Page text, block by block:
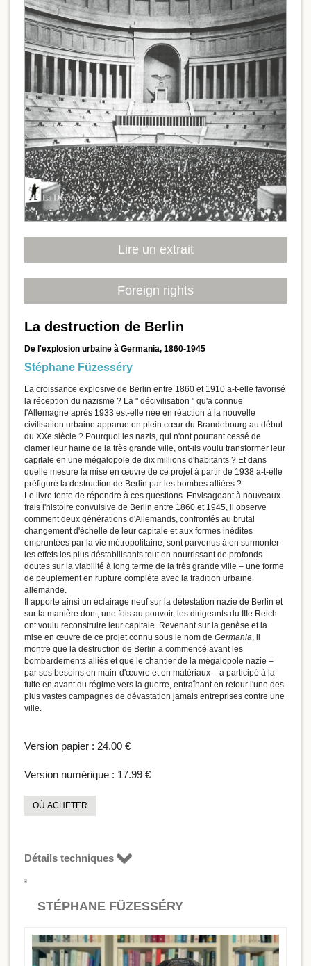
Lire un extrait
Foreign rights
La destruction de Berlin
De l'explosion urbaine à Germania, 1860-1945
Stéphane Füzesséry
La croissance explosive de Berlin entre 1860 et 1910 a-t-elle favorisé
la réception du nazisme ? La " décivilisation " qu'a connue
l'Allemagne après 1933 est-elle née en réaction à la nouvelle
civilisation urbaine apparue en plein cœur du Brandebourg au début
du XXe siècle ? Pourquoi les nazis, qui n'ont pourtant cessé de
clamer leur haine de la très grande ville, ont-ils voulu transformer leur
capitale en une mégalopole de dix millions d'habitants ? Et dans
quelle mesure la mise en œuvre de ce projet à partir de 1938 a-t-elle
préfiguré la destruction de Berlin par les bombes alliées ?
Le livre tente de répondre à ces questions. Envisageant à nouveaux
frais l'histoire convulsive de Berlin entre 1860 et 1945, il observe
comment deux générations d'Allemands, confrontés au brutal
changement d'échelle de leur capitale et aux formes inédites
empruntées par la vie métropolitaine, sont parvenus à en surmonter
les effets les plus déstabilisants tout en nourrissant de profonds
doutes sur la viabilité à long terme de la très grande ville – une forme
de peuplement en rupture complète avec la tradition urbaine
allemande.
Il apporte ainsi un éclairage neuf sur la détestation nazie de Berlin et
sur la manière dont, une fois au pouvoir, les dirigeants du IIIe Reich
ont voulu reconstruire leur capitale. Revenant sur la genèse et la
mise en œuvre de ce projet connu sous le nom de Germania, il
montre que la destruction de Berlin a commencé avant les
bombardements alliés et que le chantier de la mégalopole nazie –
par ses besoins en main-d'œuvre et en matériaux – a participé à la
fuite en avant du régime vers la guerre, entraînant en retour l'une des
plus vastes campagnes de dévastation jamais entreprises contre une
ville.
Version papier : 24.00 €
Version numérique : 17.99 €
OÙ ACHETER
Détails techniques
STÉPHANE FÜZESSÉRY